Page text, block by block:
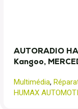
AUTORADIO
Kangoo,
Multimédia,
HUMAX